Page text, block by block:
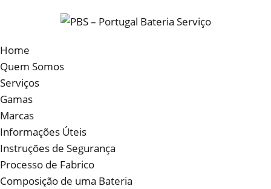
Home
Quem Somos
Serviços
Gamas
Marcas
Informações Úteis
Instruções de Segurança
Processo de Fabrico
Composição de uma Bateria